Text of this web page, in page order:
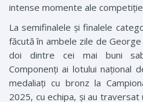
intense momente ale
La semifinalele și finalele
făcută în ambele zile de
doi dintre cei mai buni
Componenți ai lotului național
medaliați cu bronz la
2025, cu echipa, și au traversat